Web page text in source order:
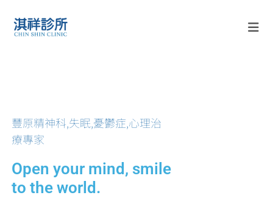
豐原精神科,失眠,憂鬱症,心理治
療專家
Open your mind, smile
to the world.